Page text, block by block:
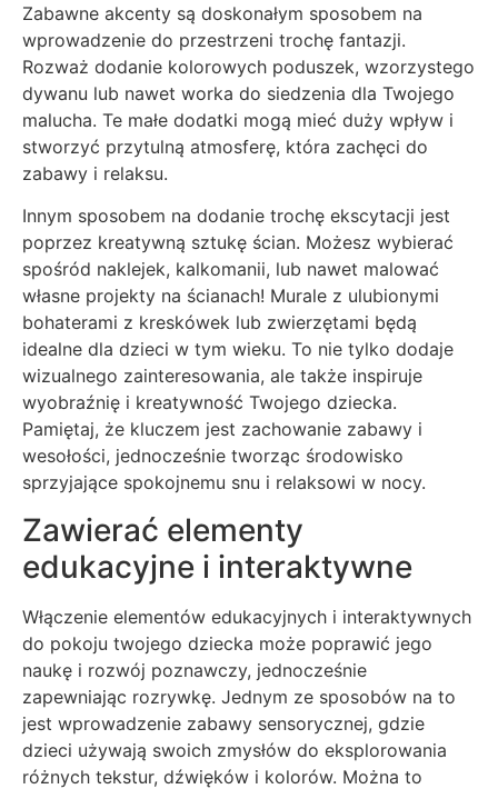
Zabawne akcenty są doskonałym sposobem na
wprowadzenie do przestrzeni trochę fantazji.
Rozważ dodanie kolorowych poduszek, wzorzystego
dywanu lub nawet worka do siedzenia dla Twojego
malucha. Te małe dodatki mogą mieć duży wpływ i
stworzyć przytulną atmosferę, która zachęci do
zabawy i relaksu.
Innym sposobem na dodanie trochę ekscytacji jest
poprzez kreatywną sztukę ścian. Możesz wybierać
spośród naklejek, kalkomanii, lub nawet malować
własne projekty na ścianach! Murale z ulubionymi
bohaterami z kreskówek lub zwierzętami będą
idealne dla dzieci w tym wieku. To nie tylko dodaje
wizualnego zainteresowania, ale także inspiruje
wyobraźnię i kreatywność Twojego dziecka.
Pamiętaj, że kluczem jest zachowanie zabawy i
wesołości, jednocześnie tworząc środowisko
sprzyjające spokojnemu snu i relaksowi w nocy.
Zawierać elementy
edukacyjne i interaktywne
Włączenie elementów edukacyjnych i interaktywnych
do pokoju twojego dziecka może poprawić jego
naukę i rozwój poznawczy, jednocześnie
zapewniając rozrywkę. Jednym ze sposobów na to
jest wprowadzenie zabawy sensorycznej, gdzie
dzieci używają swoich zmysłów do eksplorowania
różnych tekstur, dźwięków i kolorów. Można to